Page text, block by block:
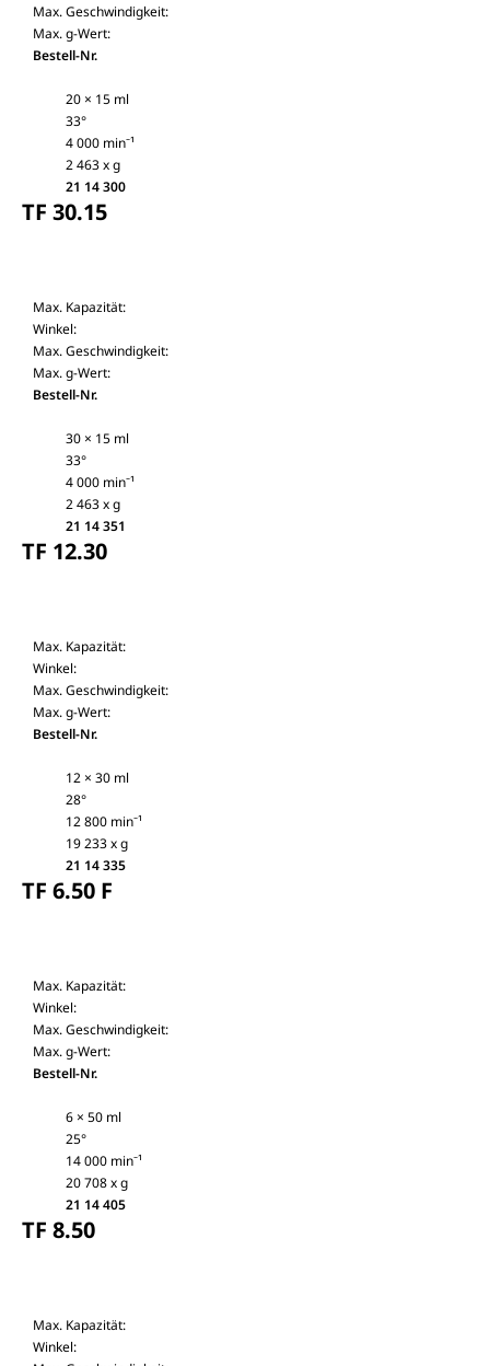
Max. Geschwindigkeit:
Max. g-Wert:
Bestell-Nr.
20 × 15 ml
33°
4 000 min⁻¹
2 463 x g
21 14 300
TF 30.15
Max. Kapazität:
Winkel:
Max. Geschwindigkeit:
Max. g-Wert:
Bestell-Nr.
30 × 15 ml
33°
4 000 min⁻¹
2 463 x g
21 14 351
TF 12.30
Max. Kapazität:
Winkel:
Max. Geschwindigkeit:
Max. g-Wert:
Bestell-Nr.
12 × 30 ml
28°
12 800 min⁻¹
19 233 x g
21 14 335
TF 6.50 F
Max. Kapazität:
Winkel:
Max. Geschwindigkeit:
Max. g-Wert:
Bestell-Nr.
6 × 50 ml
25°
14 000 min⁻¹
20 708 x g
21 14 405
TF 8.50
Max. Kapazität:
Winkel: